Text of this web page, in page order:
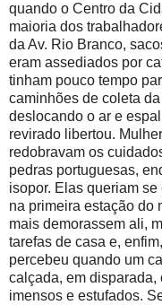
quando o Centro da
maioria dos
da Av. Rio Branco,
eram assediados por
tinham pouco tempo
caminhões de coleta
deslocando o ar e
revirado libertou.
redobravam os
pedras portuguesas,
isopor. Elas queriam
na primeira estação do
mais demorassem ali,
tarefas de casa e,
percebeu quando um
calçada, em disparada,
imensos e estufados.